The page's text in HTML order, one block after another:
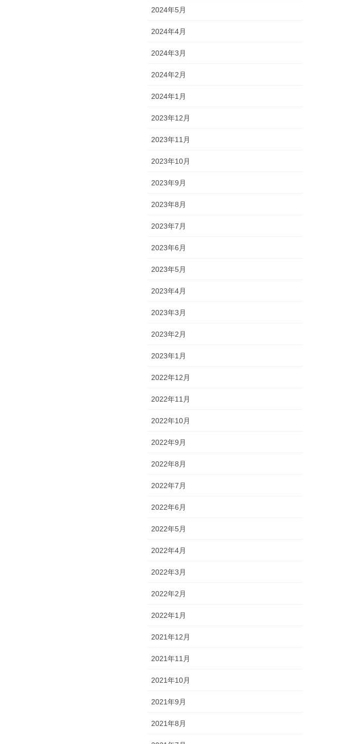
2024年5月
2024年4月
2024年3月
2024年2月
2024年1月
2023年12月
2023年11月
2023年10月
2023年9月
2023年8月
2023年7月
2023年6月
2023年5月
2023年4月
2023年3月
2023年2月
2023年1月
2022年12月
2022年11月
2022年10月
2022年9月
2022年8月
2022年7月
2022年6月
2022年5月
2022年4月
2022年3月
2022年2月
2022年1月
2021年12月
2021年11月
2021年10月
2021年9月
2021年8月